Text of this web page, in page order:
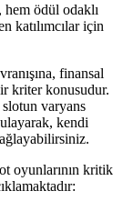
hem ödül odaklı
katılımcılar için
finansal
kriter konusudur.
slotun varyans
kendi
oyunlarının kritik